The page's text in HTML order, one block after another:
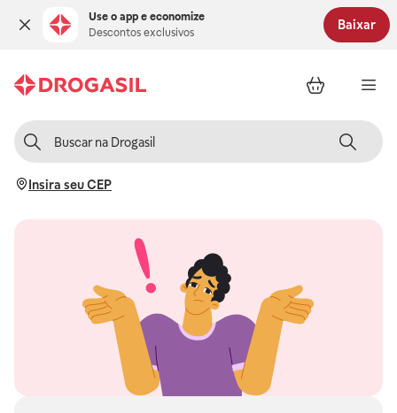
Use o app e economize
Descontos exclusivos
Baixar
Insira seu CEP